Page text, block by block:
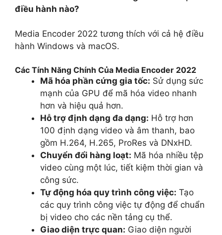
điều hành nào?
Media Encoder 2022 tương thích với cả hệ điều
hành Windows và macOS.
Các Tính Năng Chính Của Media Encoder 2022
Mã hóa phần cứng gia tốc: Sử dụng sức
mạnh của GPU để mã hóa video nhanh
hơn và hiệu quả hơn.
Hỗ trợ định dạng đa dạng: Hỗ trợ hơn
100 định dạng video và âm thanh, bao
gồm H.264, H.265, ProRes và DNxHD.
Chuyển đổi hàng loạt: Mã hóa nhiều tệp
video cùng một lúc, tiết kiệm thời gian và
công sức.
Tự động hóa quy trình công việc: Tạo
các quy trình công việc tự động để chuẩn
bị video cho các nền tảng cụ thể.
Giao diện trực quan: Giao diện người